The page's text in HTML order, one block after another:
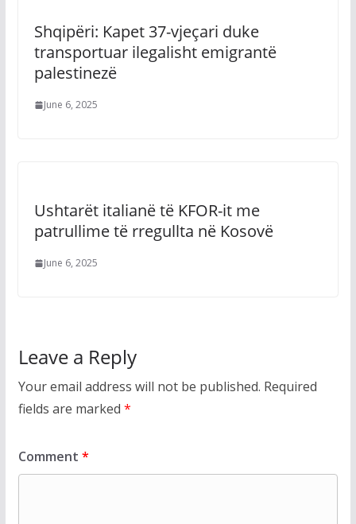
Shqipëri: Kapet 37-vjeçari duke
transportuar ilegalisht emigrantë
palestinezë
June 6, 2025
Ushtarët italianë të KFOR-it me
patrullime të rregullta në Kosovë
June 6, 2025
Leave a Reply
Your email address will not be published. Required
fields are marked *
Comment *